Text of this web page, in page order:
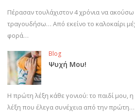
Πέρασαν τουλάχιστον 4 χρόνια να ακούσω
τραγουδήσω… Από εκείνο το καλοκαίρι
φορά…
Blog
Ψυχή Μου!
Η πρώτη λέξη κάθε γονιού: το παιδί
λέξη που έλεγα συνέχεια από την πρώτη…